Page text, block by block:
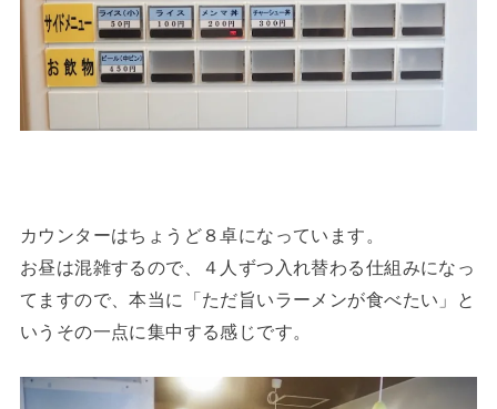
カウンターはちょうど８卓になっています。
お昼は混雑するので、４人ずつ入れ替わる仕組みになっ
てますので、本当に「ただ旨いラーメンが食べたい」と
いうその一点に集中する感じです。